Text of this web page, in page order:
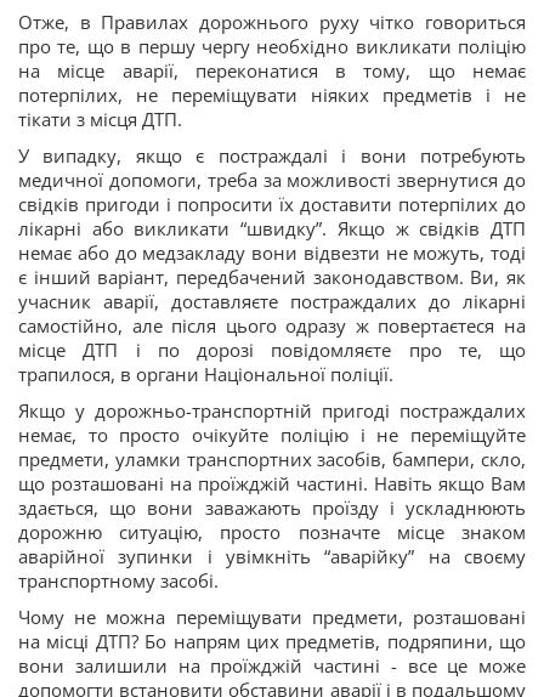
Отже, в Правилах дорожнього руху чітко говориться
про те, що в першу чергу необхідно викликати поліцію
на місце аварії, переконатися в тому, що немає
потерпілих, не переміщувати ніяких предметів і не
тікати з місця ДТП.
У випадку, якщо є постраждалі і вони потребують
медичної допомоги, треба за можливості звернутися до
свідків пригоди і попросити їх доставити потерпілих до
лікарні або викликати “швидку”. Якщо ж свідків ДТП
немає або до медзакладу вони відвезти не можуть, тоді
є інший варіант, передбачений законодавством. Ви, як
учасник аварії, доставляєте постраждалих до лікарні
самостійно, але після цього одразу ж повертаєтеся на
місце ДТП і по дорозі повідомляєте про те, що
трапилося, в органи Національної поліції.
Якщо у дорожньо-транспортній пригоді постраждалих
немає, то просто очікуйте поліцію і не переміщуйте
предмети, уламки транспортних засобів, бампери, скло,
що розташовані на проїжджій частині. Навіть якщо Вам
здається, що вони заважають проїзду і ускладнюють
дорожню ситуацію, просто позначте місце знаком
аварійної зупинки і увімкніть “аварійку” на своєму
транспортному засобі.
Чому не можна переміщувати предмети, розташовані
на місці ДТП? Бо напрям цих предметів, подряпини, що
вони залишили на проїжджій частині - все це може
допомогти встановити обставини аварії і в подальшому